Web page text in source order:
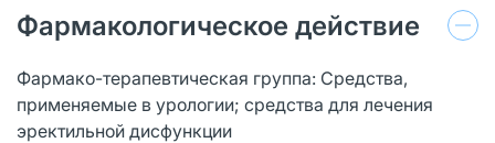
Фармакологическое действие
Фармако-терапевтическая группа: Средства,
применяемые в урологии; средства для лечения
эректильной дисфункции